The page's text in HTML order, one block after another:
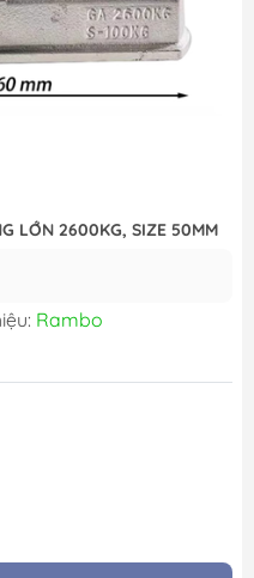
LỚN 2600KG, SIZE 50MM
Rambo